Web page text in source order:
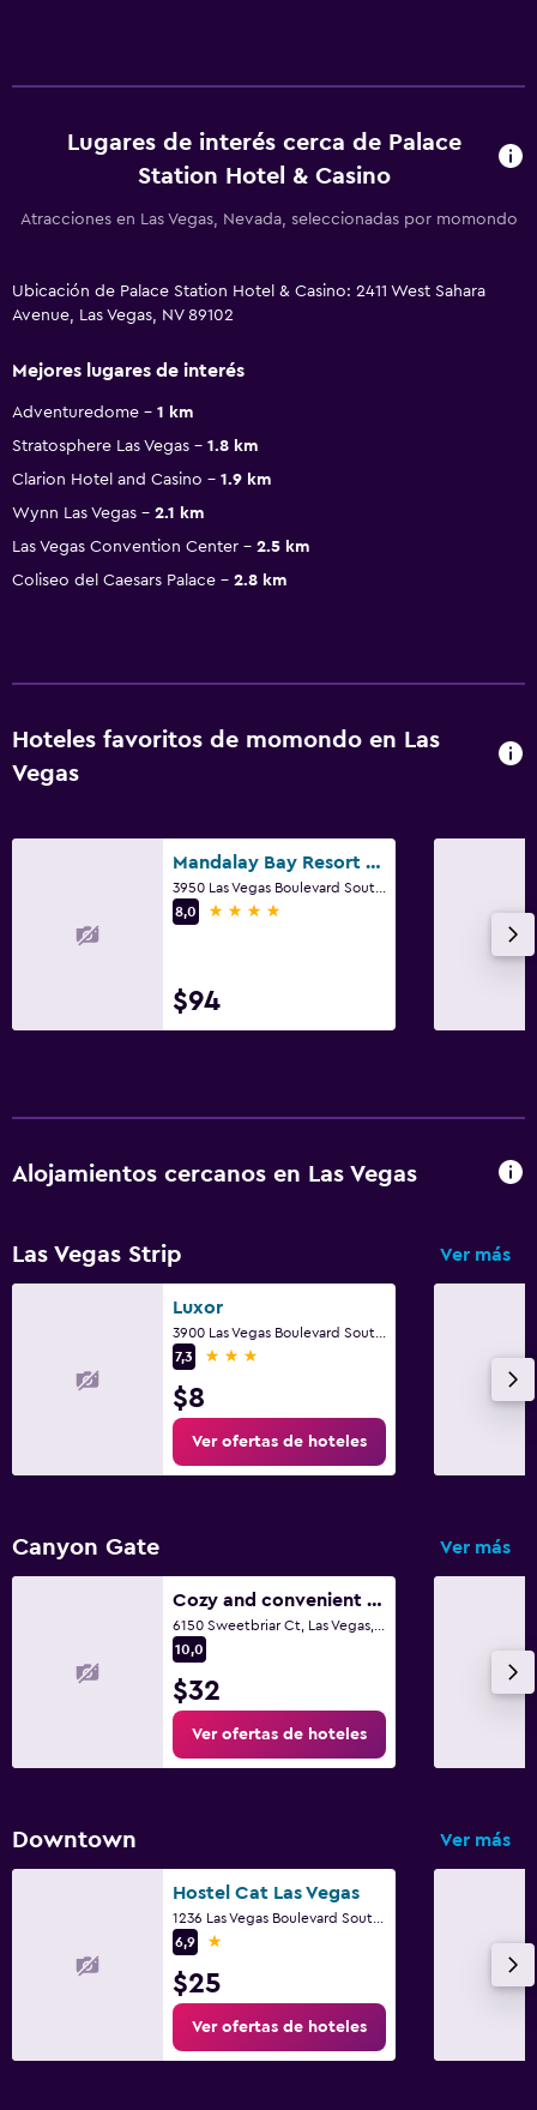
Lugares de interés cerca de Palace
Station Hotel & Casino
Atracciones en Las Vegas, Nevada, seleccionadas por momondo
Ubicación de Palace Station Hotel & Casino: 2411 West Sahara
Avenue, Las Vegas, NV 89102
Mejores lugares de interés
Adventuredome
1 km
Stratosphere Las Vegas
1.8 km
Clarion Hotel and Casino
1.9 km
Wynn Las Vegas
2.1 km
Las Vegas Convention Center
2.5 km
Coliseo del Caesars Palace
2.8 km
Hoteles favoritos de momondo en Las
Vegas
Mandalay Bay Resort and Casino
8,0
4 estrellas
$94
Alojamientos cercanos en Las Vegas
Las Vegas Strip Ver más
Luxor
7,3
3 estrellas
$8
Ver ofertas de hoteles
Canyon Gate Ver más
Cozy and convenient single bedroom, safe and close to everything
10,0
$32
Ver ofertas de hoteles
Downtown Ver más
Hostel Cat Las Vegas
6,9
1 estrella
$25
Ver ofertas de hoteles